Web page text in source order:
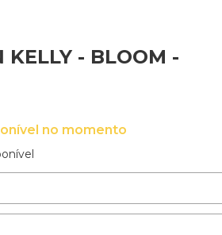
KELLY - BLOOM -
no momento